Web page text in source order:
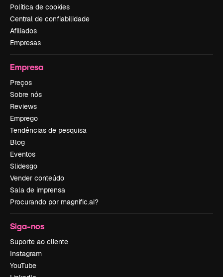
Política de cookies
Central de confiabilidade
Afiliados
Empresas
Empresa
Preços
Sobre nós
Reviews
Emprego
Tendências de pesquisa
Blog
Eventos
Slidesgo
Vender conteúdo
Sala de imprensa
Procurando por magnific.ai?
Siga-nos
Suporte ao cliente
Instagram
YouTube